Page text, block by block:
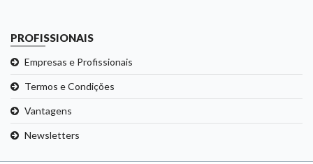
PROFISSIONAIS
Empresas e Profissionais
Termos e Condições
Vantagens
Newsletters